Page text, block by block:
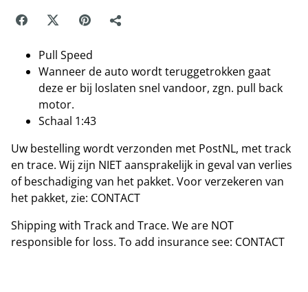
Pull Speed
Wanneer de auto wordt teruggetrokken gaat
deze er bij loslaten snel vandoor, zgn. pull back
motor.
Schaal 1:43
Uw bestelling wordt verzonden met PostNL, met track
en trace. Wij zijn NIET aansprakelijk in geval van verlies
of beschadiging van het pakket. Voor verzekeren van
het pakket, zie: CONTACT
Shipping with Track and Trace. We are NOT
responsible for loss. To add insurance see: CONTACT